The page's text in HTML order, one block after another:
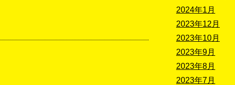
2024年1月
2023年12月
2023年10月
2023年9月
2023年8月
2023年7月